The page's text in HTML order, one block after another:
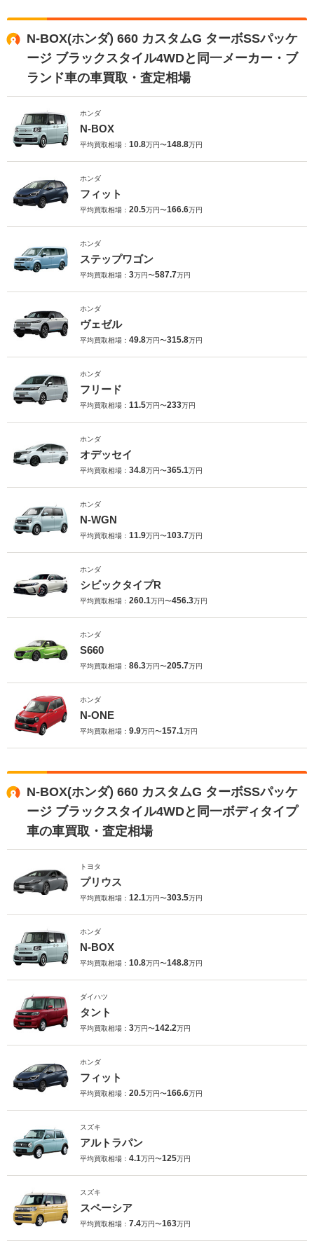
N-BOX(ホンダ) 660 カスタムG ターボSSパッケ
ージ ブラックスタイル4WDと同一メーカー・ブ
ランド車の車買取・査定相場
ホンダ
N-BOX
平均買取相場： 10.8万円〜148.8万円
ホンダ
フィット
平均買取相場： 20.5万円〜166.6万円
ホンダ
ステップワゴン
平均買取相場： 3万円〜587.7万円
ホンダ
ヴェゼル
平均買取相場： 49.8万円〜315.8万円
ホンダ
フリード
平均買取相場： 11.5万円〜233万円
ホンダ
オデッセイ
平均買取相場： 34.8万円〜365.1万円
ホンダ
N-WGN
平均買取相場： 11.9万円〜103.7万円
ホンダ
シビックタイプR
平均買取相場： 260.1万円〜456.3万円
ホンダ
S660
平均買取相場： 86.3万円〜205.7万円
ホンダ
N-ONE
平均買取相場： 9.9万円〜157.1万円
N-BOX(ホンダ) 660 カスタムG ターボSSパッケ
ージ ブラックスタイル4WDと同一ボディタイプ
車の車買取・査定相場
トヨタ
プリウス
平均買取相場： 12.1万円〜303.5万円
ホンダ
N-BOX
平均買取相場： 10.8万円〜148.8万円
ダイハツ
タント
平均買取相場： 3万円〜142.2万円
ホンダ
フィット
平均買取相場： 20.5万円〜166.6万円
スズキ
アルトラパン
平均買取相場： 4.1万円〜125万円
スズキ
スペーシア
平均買取相場： 7.4万円〜163万円